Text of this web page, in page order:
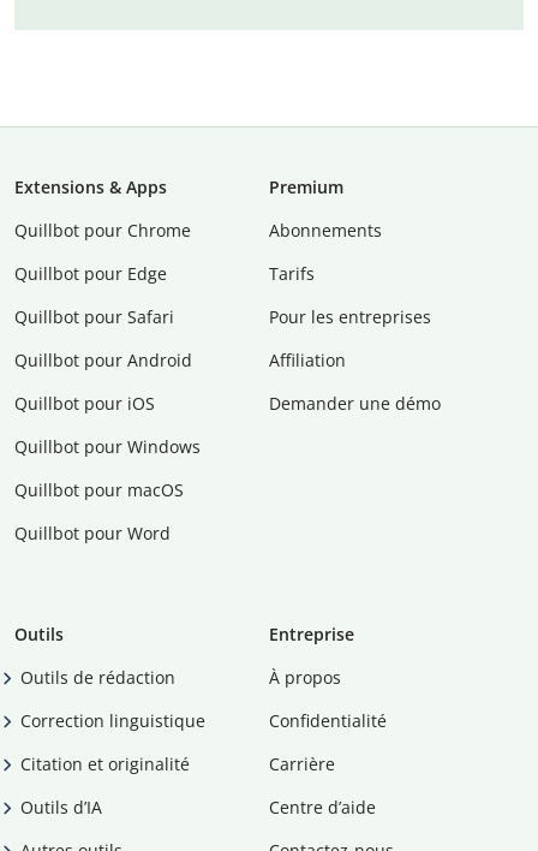
Extensions & Apps
Quillbot pour Chrome
Quillbot pour Edge
Quillbot pour Safari
Quillbot pour Android
Quillbot pour iOS
Quillbot pour Windows
Quillbot pour macOS
Quillbot pour Word
Premium
Abonnements
Tarifs
Pour les entreprises
Affiliation
Demander une démo
Outils
Outils de rédaction
Correction linguistique
Citation et originalité
Outils d’IA
Entreprise
À propos
Confidentialité
Carrière
Centre d’aide